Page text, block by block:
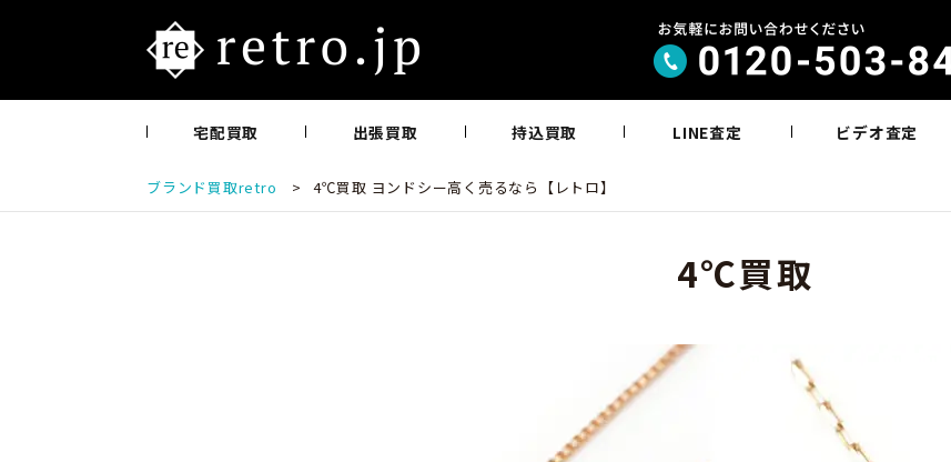
宅配買取 出張買取 持込買取 LINE査定 ビデオ査定
ブランド買取retro > 4℃買取 ヨンドシー高く売るなら【レトロ】
4℃買取